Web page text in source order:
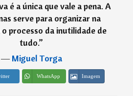
é a única que vale a pena. A
serve para organizar na
processo da inutilidade de
tudo.”
―Miguel Torga
WhatsApp Imagem